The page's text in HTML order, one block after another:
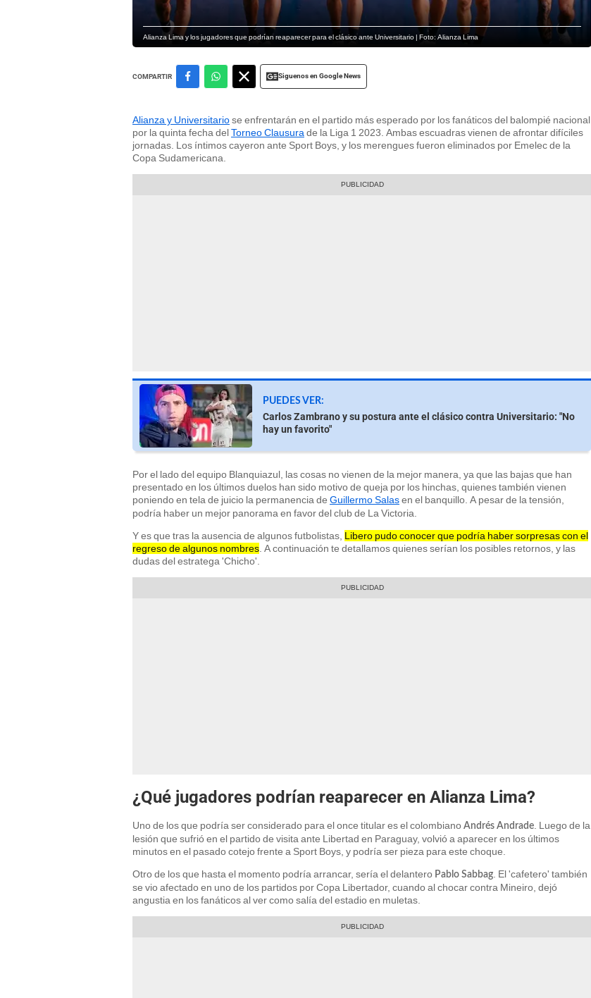
Alianza Lima y los jugadores que podrían reaparecer para el clásico ante Universitario | Foto: Alianza Lima
COMPARTIR Siguenos en Google News
Alianza y Universitariose enfrentarán en el partido más esperado por los fanáticos del balompié nacional
por la quinta fecha delTorneo Clausura de la Liga 1 2023. Ambas escuadras vienen de afrontar difíciles
jornadas. Los íntimos cayeron ante Sport Boys, y los merengues fueron eliminados por Emelec de la
Copa Sudamericana.
PUEDES VER:
Carlos Zambrano y su postura ante el clásico contra Universitario: "No
hay un favorito"
Por el lado del equipo Blanquiazul, las cosas no vienen de la mejor manera, ya que las bajas que han
presentado en los últimos duelos han sido motivo de queja por los hinchas, quienes también vienen
poniendo en tela de juicio la permanencia de Guillermo Salasen el banquillo. A pesar de la tensión,
podría haber un mejor panorama en favor del club de La Victoria.
Y es que tras la ausencia de algunos futbolistas, Libero pudo conocer que podría haber sorpresas con el
regreso de algunos nombres . A continuación te detallamos quienes serían los posibles retornos, y las
dudas del estratega 'Chicho'.
¿Qué jugadores podrían reaparecer en Alianza Lima?
Uno de los que podría ser considerado para el once titular es el colombiano Andrés Andrade. Luego de la
lesión que sufrió en el partido de visita ante Libertad en Paraguay, volvió a aparecer en los últimos
minutos en el pasado cotejo frente a Sport Boys, y podría ser pieza para este choque.
Otro de los que hasta el momento podría arrancar, sería el delantero Pablo Sabbag. El 'cafetero' también
se vio afectado en uno de los partidos por Copa Libertador, cuando al chocar contra Mineiro, dejó
angustia en los fanáticos al ver como salía del estadio en muletas.